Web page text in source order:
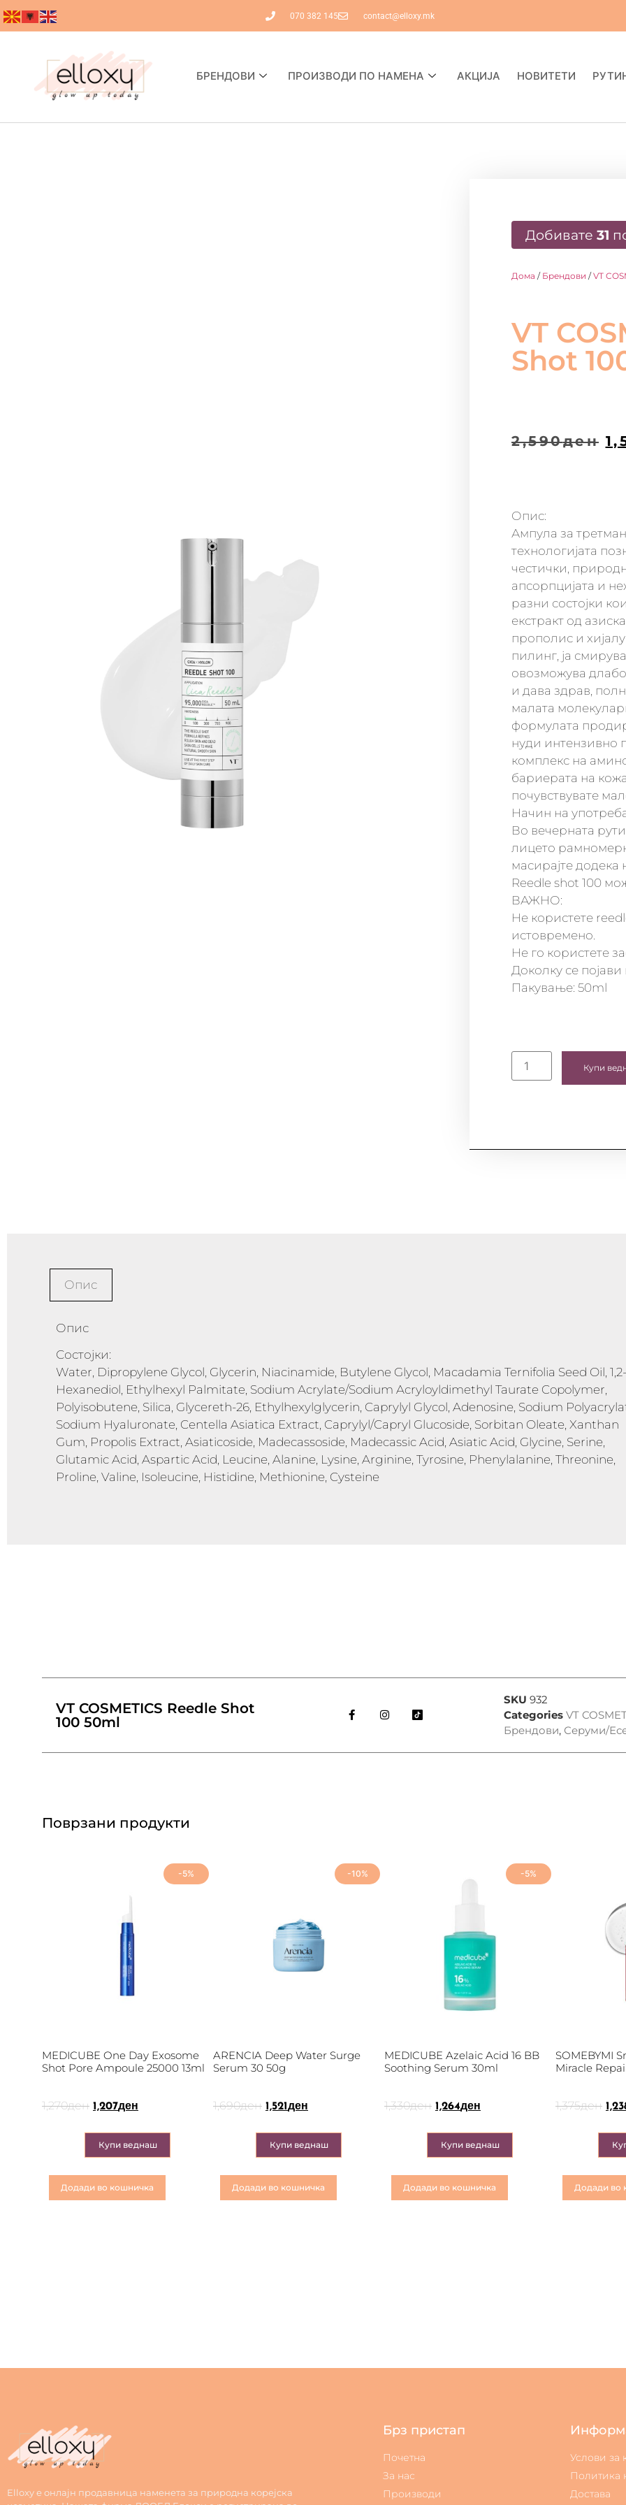
070 382 145 contact@elloxy.mk
БРЕНДОВИ ПРОИЗВОДИ ПО НАМЕНА АКЦИЈА НОВИТЕТИ
Добивате 31
Дома / Брендови /VT
VT
Shot
2,590ден
Опис:
Ампула за
технологијата
честички,
апсорпцијата и
разни состојки
екстракт од
прополис и
пилинг, ја
овозможува
и дава здрав,
малата
формулата
нуди интензивно
комплекс на
бариерата на
почувствувате
Начин на
Во вечерната
лицето
масирајте додека
Reedle shot 100
ВАЖНО:
Не користете
истовремено.
Не го користете
Доколку се
Пакување: 50ml
Купи
Опис
Опис
Состојки:
Water, Dipropylene Glycol, Glycerin, Niacinamide, Butylene Glycol, Macadamia Ternifolia Seed Oil, 1,2-
Hexanediol, Ethylhexyl Palmitate, Sodium Acrylate/Sodium Acryloyldimethyl Taurate Copolymer,
Polyisobutene, Silica, Glycereth-26, Ethylhexylglycerin, Caprylyl Glycol, Adenosine, Sodium
Sodium Hyaluronate, Centella Asiatica Extract, Caprylyl/Capryl Glucoside, Sorbitan Oleate, Xanthan
Gum, Propolis Extract, Asiaticoside, Madecassoside, Madecassic Acid, Asiatic Acid, Glycine, Serine,
Glutamic Acid, Aspartic Acid, Leucine, Alanine, Lysine, Arginine, Tyrosine, Phenylalanine, Threonine,
Proline, Valine, Isoleucine, Histidine, Methionine, Cysteine
VT COSMETICS Reedle Shot
100 50ml
SKU 932
Categories VT
Брендови, Серуми/
Поврзани продукти
-5%
MEDICUBE One Day Exosome
Shot Pore Ampoule 25000 13ml
1,270ден 1,207ден
Купи веднаш
Додади во кошничка
-10%
ARENCIA Deep Water Surge
Serum 30 50g
1,690ден 1,521 ден
Купи веднаш
Додади во кошничка
-5%
MEDICUBE Azelaic Acid 16 BB
Soothing Serum 30ml
1,330ден 1,264ден
Купи веднаш
Додади во кошничка
SOMEBYMI
Miracle
1,375ден
Додади во
Elloxy е онлајн продавница наменета за природна корејска
Брз пристап
Почетна
За нас
Производи
Услови за
Политика
Достава